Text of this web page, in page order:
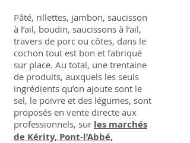
Pâté, rillettes, jambon, saucisson
à l’ail, boudin, saucissons à l’ail,
travers de porc ou côtes, dans le
cochon tout est bon et fabriqué
sur place. Au total, une trentaine
de produits, auxquels les seuls
ingrédients qu’on ajoute sont le
sel, le poivre et des légumes, sont
proposés en vente directe aux
professionnels, sur les marchés
de Kérity, Pont-l’Abbé,